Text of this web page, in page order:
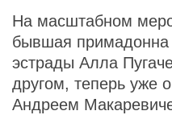
На масштабном
бывшая примадонна
эстрады Алла
другом, теперь уже
Андреем